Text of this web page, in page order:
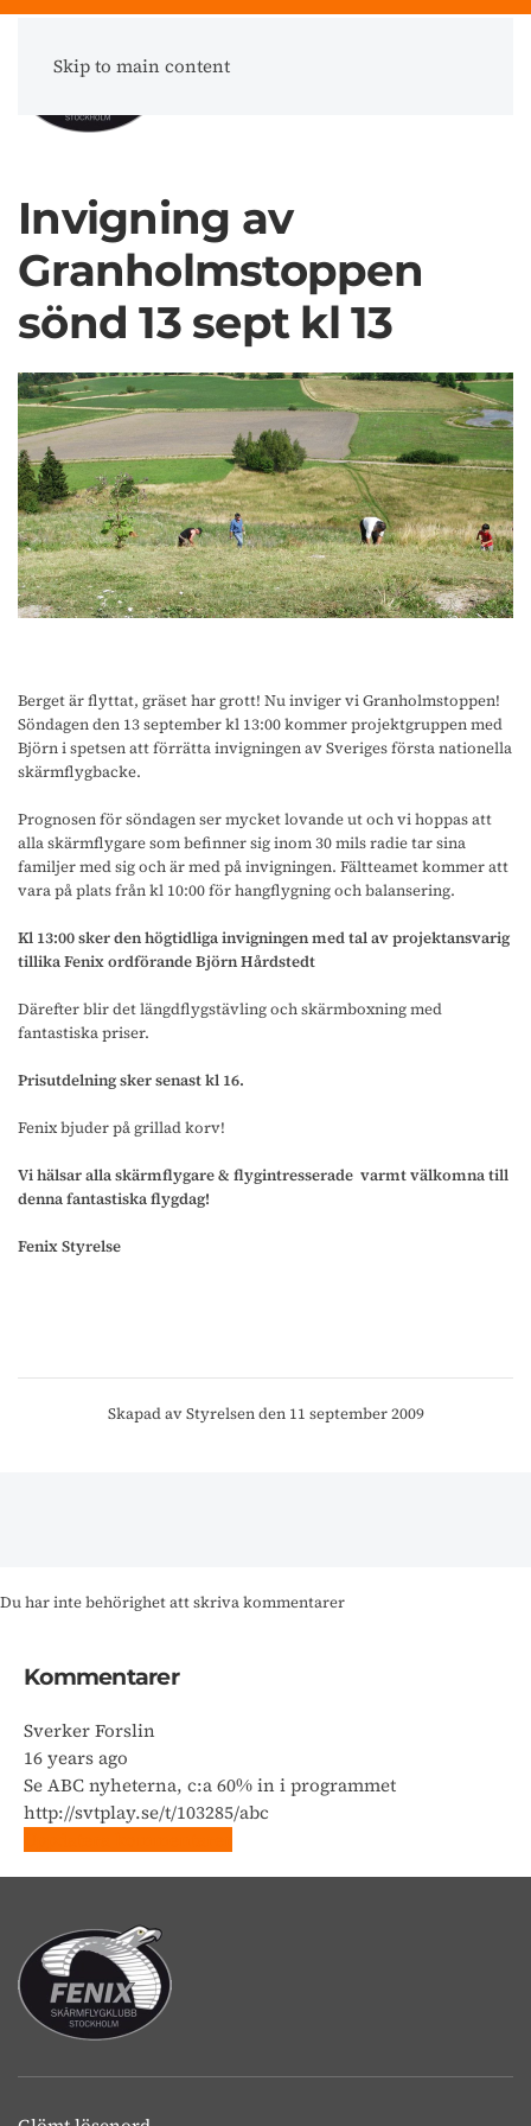
Skip to main content
Invigning av
Granholmstoppen
sönd 13 sept kl 13
Berget är flyttat, gräset har grott! Nu inviger vi Granholmstoppen!
Söndagen den 13 september kl 13:00 kommer projektgruppen med
Björn i spetsen att förrätta invigningen av Sveriges första nationella
skärmflygbacke.
Prognosen för söndagen ser mycket lovande ut och vi hoppas att
alla skärmflygare som befinner sig inom 30 mils radie tar sina
familjer med sig och är med på invigningen. Fältteamet kommer att
vara på plats från kl 10:00 för hangflygning och balansering.
Kl 13:00sker den högtidliga invigningen med tal av projektansvarig
tillika Fenix ordförande Björn Hårdstedt
Därefter blir det längdflygstävling och skärmboxning med
fantastiska priser.
Prisutdelning sker senast kl 16.
Fenix bjuder på grillad korv!
Vi hälsar alla skärmflygare & flygintresserade varmt välkomna till
denna fantastiska flygdag!
Fenix Styrelse
Skapad av Styrelsen den 11 september 2009
Du har inte behörighet att skriva kommentarer
Kommentarer
Sverker Forslin
16 years ago
Se ABC nyheterna, c:a 60% in i programmet
http://svtplay.se/t/103285/abc